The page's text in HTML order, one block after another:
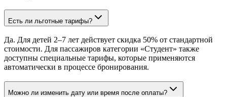
Есть ли льготные тарифы?
Да. Для детей 2–7 лет действует скидка 50% от стандартной
стоимости. Для пассажиров категории «Студент» также
доступны специальные тарифы, которые применяются
автоматически в процессе бронирования.
Можно ли изменить дату или время после оплаты?